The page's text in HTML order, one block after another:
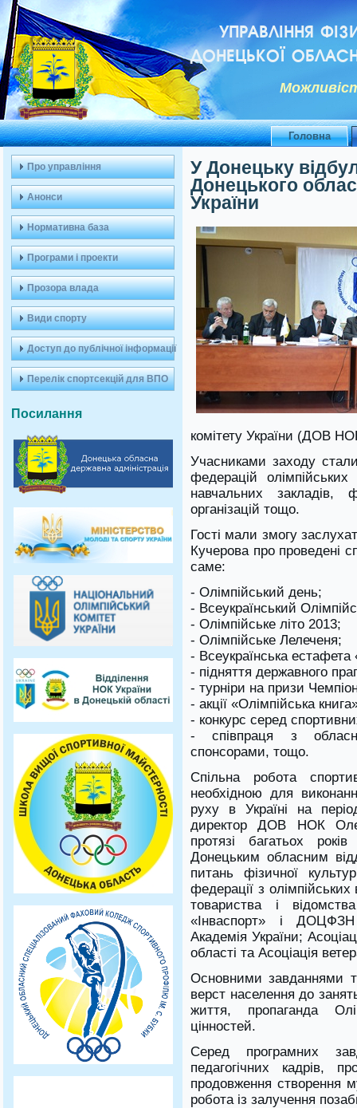
УПРАВЛІННЯ
ДОНЕЦЬКОЇ
Головна
Про управління
Анонси
Нормативна база
Програми і проекти
Прозора влада
Види спорту
Доступ до публічної інформації
Перелік спортсекцій для ВПО
Посилання
У Донецьку
Донецького
України
комітету України (ДОВ
Учасниками заходу
федерацій
навчальних закладів,
організацій тощо.
Гості мали змогу
Кучерова про проведені
саме:
- Олімпійський день;
- Всеукраїнський
- Олімпійське літо 2013;
- Олімпійське Лелеченя;
- Всеукраїнська
- підняття державного
- турніри на призи
- акції «Олімпійська
- конкурс серед
- співпраця з
спонсорами, тощо.
Спільна робота
необхідною для
руху в Україні на
директор ДОВ НОК
протязі багатьох
Донецьким обласним
питань фізичної
федерації з олімпійських
товариства і
«Інваспорт» і
Академія України;
області та Асоціація
Основними завданнями
верст населення до
життя, пропаганда
цінностей.
Серед програмних
педагогічних кадрів,
продовження створення
робота із залучення